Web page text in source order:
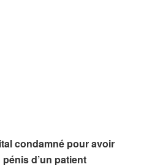
condamné pour avoir
d’un patient